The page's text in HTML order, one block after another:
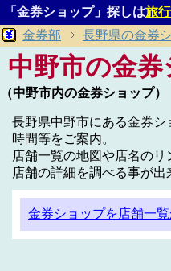
「金券ショップ」探しは旅
金券部
長野県の金券
中野市の金
（中野市内の金券ショップ）
長野県中野市にある金券
時間等をご案内。
店舗一覧の地図や店名の
店舗の詳細を調べる事が出
金券ショップを店舗一